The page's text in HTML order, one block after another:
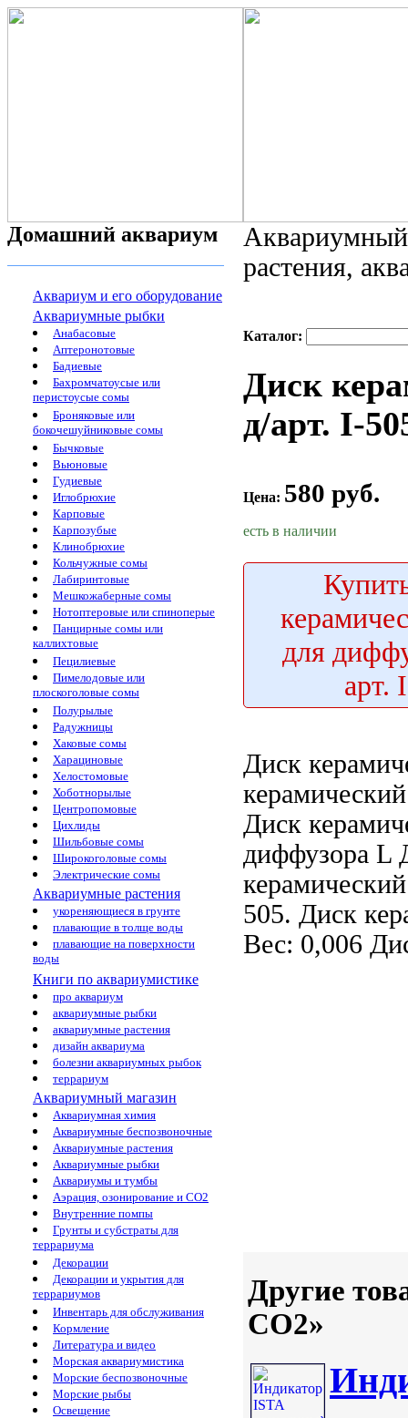
Домашний аквариум
Аквариум и его оборудование
Аквариумные рыбки
Анабасовые
Аптеронотовые
Бадиевые
Бахромчатоусые или
перистоусые сомы
Броняковые или
бокочешуйниковые сомы
Бычковые
Вьюновые
Гудиевые
Иглобрюхие
Карповые
Карпозубые
Клинобрюхие
Кольчужные сомы
Лабиринтовые
Мешкожаберные сомы
Нотоптеровые или спиноперые
Панцирные сомы или
каллихтовые
Пецилиевые
Пимелодовые или
плоскоголовые сомы
Полурылые
Радужницы
Хаковые сомы
Харациновые
Хелостомовые
Хоботнорылые
Центропомовые
Цихлиды
Шильбовые сомы
Широкоголовые сомы
Электрические сомы
Аквариумные растения
укореняющиеся в грунте
плавающие в толще воды
плавающие на поверхности
воды
Книги по аквариумистике
про аквариум
аквариумные рыбки
аквариумные растения
дизайн аквариума
болезни аквариумных рыбок
террариум
Аквариумный магазин
Аквариумная химия
Аквариумные беспозвоночные
Аквариумные растения
Аквариумные рыбки
Аквариумы и тумбы
Аэрация, озонирование и CO2
Внутренние помпы
Грунты и субстраты для
террариума
Декорации
Декорации и укрытия для
террариумов
Инвентарь для обслуживания
Кормление
Литература и видео
Морская аквариумистика
Морские беспозвоночные
Морские рыбы
Освещение
растения,
Каталог:
Диск
д/арт. I-
Цена: 580 руб.
есть в наличии
для
арт.
Диск
Диск
диффузора L
505. Диск
Вес: 0,006
Другие
CO2»